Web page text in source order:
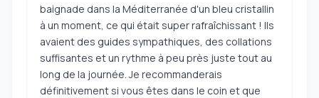
baignade dans la Méditerranée d'un bleu cristallin
à un moment, ce qui était super rafraîchissant ! Ils
avaient des guides sympathiques, des collations
suffisantes et un rythme à peu près juste tout au
long de la journée. Je recommanderais
définitivement si vous êtes dans le coin et que